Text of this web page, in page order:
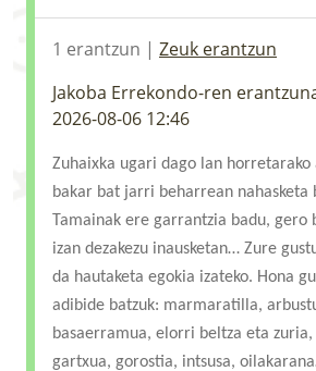
1 erantzun | Zeuk erantzun
Jakoba Errekondo-ren
2026-08-06 12:46
Zuhaixka ugari dago lan horretarako
bakar bat jarri beharrean nahasketa
Tamainak ere garrantzia badu, gero
izan dezakezu inausketan… Zure
da hautaketa egokia izateko. Hona
adibide batzuk: marmaratilla,
basaerramua, elorri beltza eta
gartxua, gorostia, intsusa,